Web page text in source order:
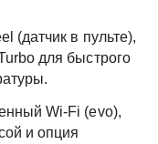
(датчик в пульте),
для быстрого
Wi‑Fi (evo),
и опция